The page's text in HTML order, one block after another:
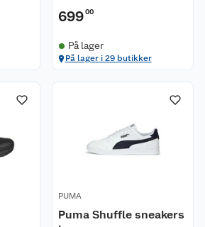
69900
På lager
På lager i 29 butikker
PUMA
Puma Shuffle sneakers